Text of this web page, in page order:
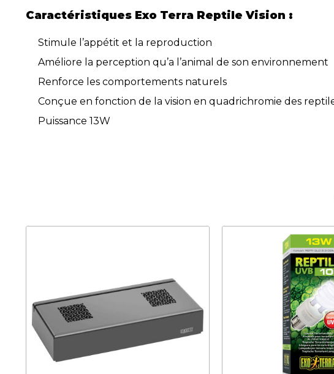
Caractéristiques Exo Terra Reptile Vision :
Stimule l’appétit et la reproduction
Améliore la perception qu’a l’animal de son environnement
Renforce les comportements naturels
Conçue en fonction de la vision en quadrichromie des
Puissance 13W